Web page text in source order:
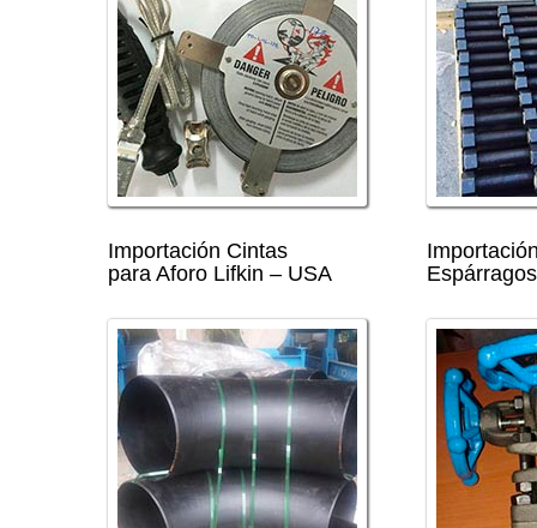
Importación Cintas
para Aforo Lifkin – USA